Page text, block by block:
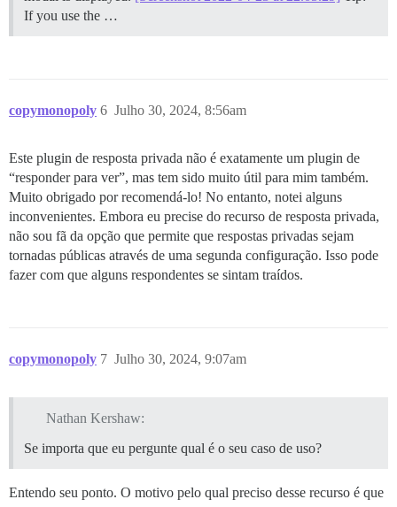
If you use the …
copymonopoly Julho 30, 2024, 8:56am
6
Este plugin de resposta privada não é exatamente um plugin de
“responder para ver”, mas tem sido muito útil para mim também.
Muito obrigado por recomendá-lo! No entanto, notei alguns
inconvenientes. Embora eu precise do recurso de resposta privada,
não sou fã da opção que permite que respostas privadas sejam
tornadas públicas através de uma segunda configuração. Isso pode
fazer com que alguns respondentes se sintam traídos.
copymonopoly Julho 30, 2024, 9:07am
7
Nathan Kershaw:
Se importa que eu pergunte qual é o seu caso de uso?
Entendo seu ponto. O motivo pelo qual preciso desse recurso é que